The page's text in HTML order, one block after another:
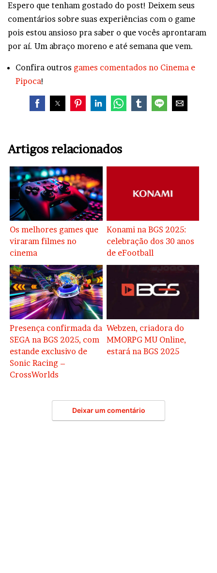
Espero que tenham gostado do post! Deixem seus
comentários sobre suas experiências com o game
pois estou ansioso pra saber o que vocês aprontaram
por aí. Um abraço moreno e até semana que vem.
Confira outros games comentados no Cinema e
Pipoca!
Artigos relacionados
Os melhores games que
viraram filmes no
cinema
Konami na BGS 2025:
celebração dos 30 anos
de eFootball
Presença confirmada da
SEGA na BGS 2025, com
estande exclusivo de
Sonic Racing –
CrossWorlds
Webzen, criadora do
MMORPG MU Online,
estará na BGS 2025
Deixar um comentário